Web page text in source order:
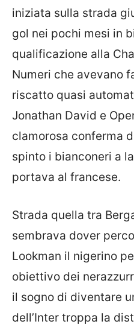
iniziata sulla strada
gol nei pochi mesi in
qualificazione alla
Numeri che avevano
riscatto quasi
Jonathan David e
clamorosa conferma
spinto i bianconeri a
portava al francese.
Strada quella tra
sembrava dover
Lookman il nigerino
obiettivo dei
il sogno di diventare
dell’Inter troppa la